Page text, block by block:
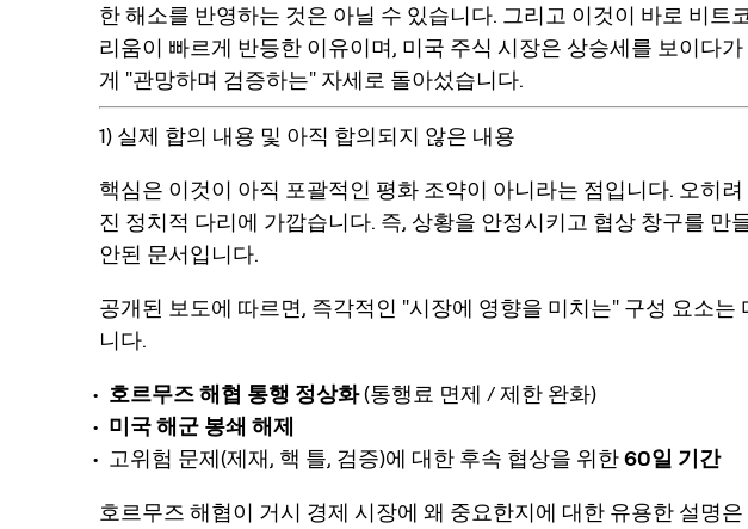
한 해소를 반영하는 것은 아닐 수 있습니다. 그리고 이것이 바로 비트
리움이 빠르게 반등한 이유이며, 미국 주식 시장은 상승세를 보이다
게 "관망하며 검증하는" 자세로 돌아섰습니다.
1) 실제 합의 내용 및 아직 합의되지 않은 내용
핵심은 이것이 아직 포괄적인 평화 조약이 아니라는 점입니다. 오히려
진 정치적 다리에 가깝습니다. 즉, 상황을 안정시키고 협상 창구를 만
안된 문서입니다.
공개된 보도에 따르면, 즉각적인 "시장에 영향을 미치는" 구성 요소는
니다.
호르무즈 해협 통행 정상화(통행료 면제 / 제한 완화)
미국 해군 봉쇄 해제
고위험 문제(제재, 핵 틀, 검증)에 대한 후속 협상을 위한60일 기간
호르무즈 해협이 거시 경제 시장에 왜 중요한지에 대한 유용한 설명은